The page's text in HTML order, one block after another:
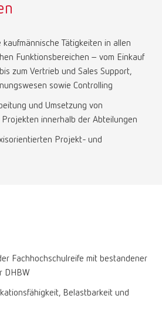
Tätigkeiten in allen
Funktionsbereichen – vom Einkauf
zum Vertrieb und Sales Support,
sowie Controlling
und Umsetzung von
innerhalb der Abteilungen
Projekt- und
Fachhochschulreife mit bestandener
DHBW
Belastbarkeit und